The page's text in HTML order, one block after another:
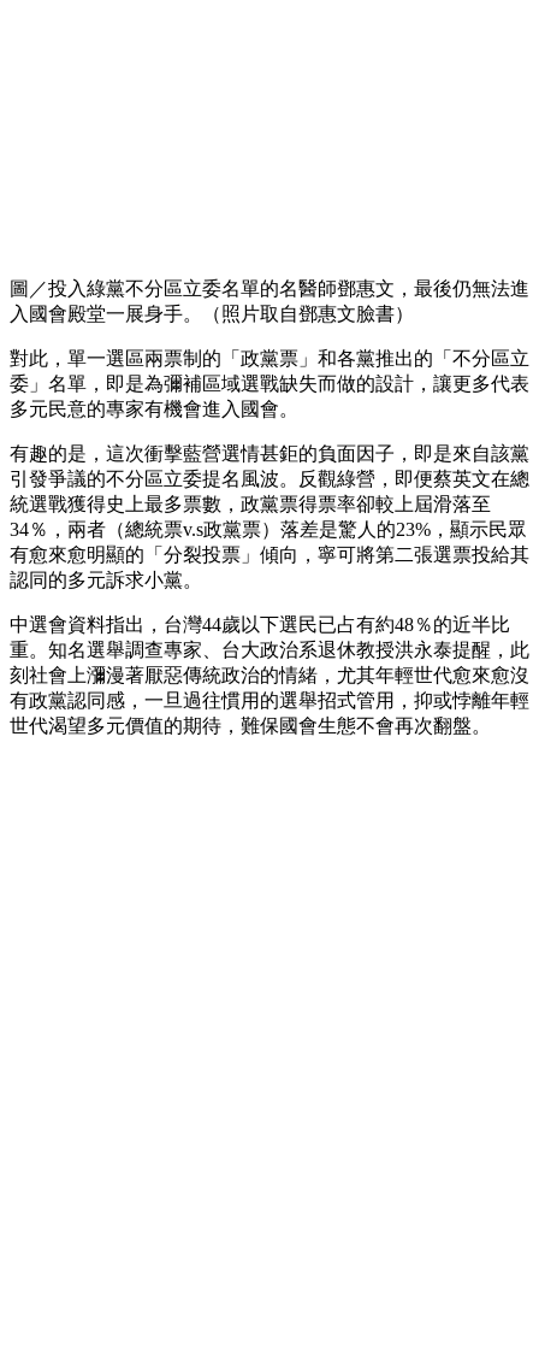
圖／投入綠黨不分區立委名單的名醫師鄧惠文，最後仍無法進
入國會殿堂一展身手。（照片取自鄧惠文臉書）
對此，單一選區兩票制的「政黨票」和各黨推出的「不分區立
委」名單，即是為彌補區域選戰缺失而做的設計，讓更多代表
多元民意的專家有機會進入國會。
有趣的是，這次衝擊藍營選情甚鉅的負面因子，即是來自該黨
引發爭議的不分區立委提名風波。反觀綠營，即便蔡英文在總
統選戰獲得史上最多票數，政黨票得票率卻較上屆滑落至
34％，兩者（總統票v.s政黨票）落差是驚人的23%，顯示民眾
有愈來愈明顯的「分裂投票」傾向，寧可將第二張選票投給其
認同的多元訴求小黨。
中選會資料指出，台灣44歲以下選民已占有約48％的近半比
重。知名選舉調查專家、台大政治系退休教授洪永泰提醒，此
刻社會上瀰漫著厭惡傳統政治的情緒，尤其年輕世代愈來愈沒
有政黨認同感，一旦過往慣用的選舉招式管用，抑或悖離年輕
世代渴望多元價值的期待，難保國會生態不會再次翻盤。